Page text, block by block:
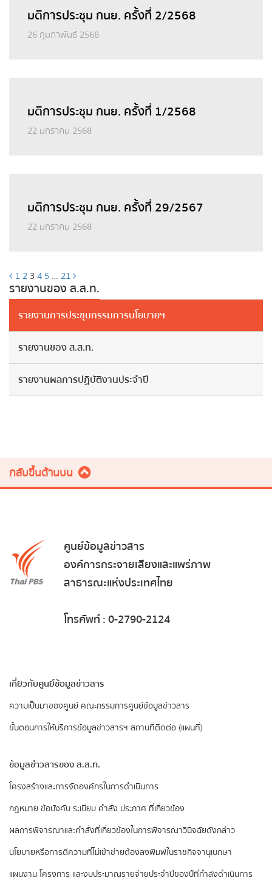
มติการประชุม กนย. ครั้งที่ 2/2568
26 กุมภาพันธ์ 2568
มติการประชุม กนย. ครั้งที่ 1/2568
22 มกราคม 2568
มติการประชุม กนย. ครั้งที่ 29/2567
22 มกราคม 2568
1 2 34 5 … 21
รายงานของ ส.ส.ท.
รายงานการประชุมกรรมการนโยบายฯ
รายงานของ ส.ส.ท.
รายงานผลการปฏิบัติงานประจำปี
กลับขึ้นด้านบน
ศูนย์ข้อมูลข่าวสาร
องค์การกระจายเสียงและแพร่ภาพ
สาธารณะแห่งประเทศไทย
โทรศัพท์ : 0-2790-2124
เกี่ยวกับศูนย์ข้อมูลข่าวสาร
ความเป็นมาของศูนย์ คณะกรรมการศูนย์ข้อมูลข่าวสาร
ขั้นตอนการให้บริการข้อมูลข่าวสารฯ สถานที่ติดต่อ (แผนที่)
ข้อมูลข่าวสารของ ส.ส.ท.
​โครงสร้างและการจัดองค์กรในการดำเนินการ
กฎหมาย ข้อบังคับ ระเบียบ คำสั่ง ประกาศ ที่เกี่ยวข้อง
ผลการพิจารณาและคำสั่งที่เกี่ยวข้องในการพิจารณาวินิจฉัยดังกล่าว
นโยบายหรือการตีความที่ไม่เข้าข่ายต้องลงพิมพ์ในราชกิจจานุเบกษา
แผนงาน โครงการ และงบประมาณรายจ่ายประจำปีของปีที่กำลังดำเนินการ